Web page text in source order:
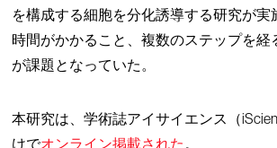
を構成する細胞を分化誘導する研究が実
時間がかかること、複数のステップを経
が課題となっていた。
本研究は、学術誌アイサイエンス（
けでオンライン掲載された 。